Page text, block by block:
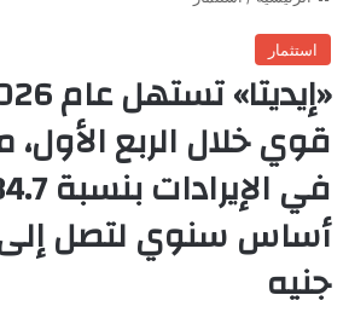
استثمار
قوي خلال الربع
جنيه